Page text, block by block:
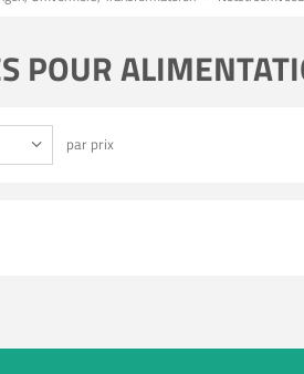
POUR
par prix